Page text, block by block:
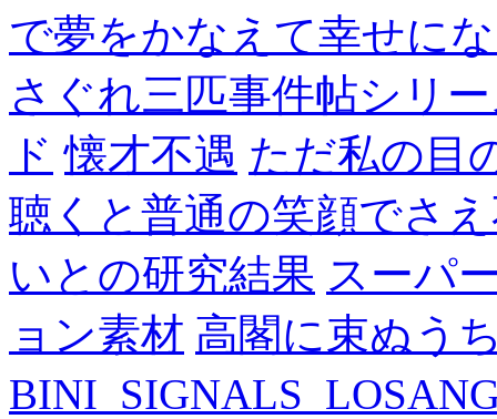
で夢をかなえて幸せに
さぐれ三匹事件帖シリ
ド 懐才不遇 ただ私の目
聴くと普通の笑顔でさ
いとの研究結果 スーパ
ョン素材 高閣に束ぬう